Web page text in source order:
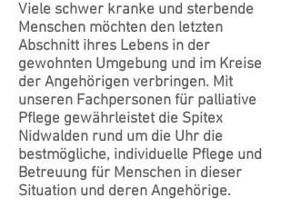
Viele schwer kranke und sterbende
Menschen möchten den letzten
Abschnitt ihres Lebens in der
gewohnten Umgebung und im Kreise
der Angehörigen verbringen. Mit
unseren Fachpersonen für palliative
Pflege gewährleistet die Spitex
Nidwalden rund um die Uhr die
bestmögliche, individuelle Pflege und
Betreuung für Menschen in dieser
Situation und deren Angehörige.